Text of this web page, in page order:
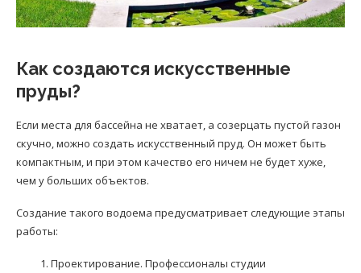
Как создаются искусственные
пруды?
Если места для бассейна не хватает, а созерцать пустой газон
скучно, можно создать искусственный пруд. Он может быть
компактным, и при этом качество его ничем не будет хуже,
чем у больших объектов.
Создание такого водоема предусматривает следующие этапы
работы:
Проектирование. Профессионалы студии